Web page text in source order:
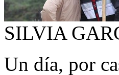
SILVIA
Un día, por